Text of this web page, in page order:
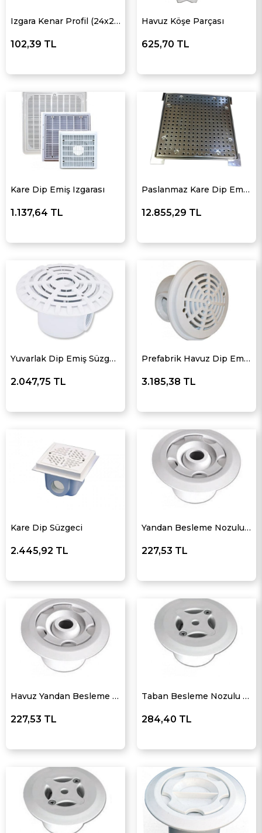
Izgara Kenar Profil (24x26)
102,39 TL
Havuz Köşe Parçası
625,70 TL
Kare Dip Emiş Izgarası
1.137,64 TL
Paslanmaz Kare Dip Emiş Izgarası
12.855,29 TL
Yuvarlak Dip Emiş Süzgeci Ø50-63
2.047,75 TL
Prefabrik Havuz Dip Emiş Süzgeci
3.185,38 TL
Kare Dip Süzgeci
2.445,92 TL
Yandan Besleme Nozulu Ø 63
227,53 TL
Havuz Yandan Besleme Nozulu Ø 50
227,53 TL
Taban Besleme Nozulu Ø 63
284,40 TL